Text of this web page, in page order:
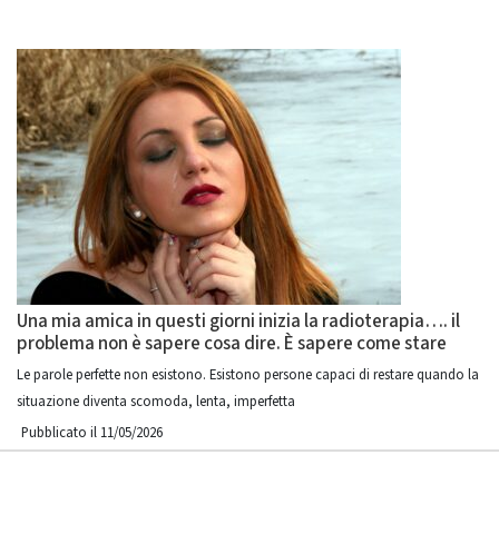
Una mia amica in questi giorni inizia la radioterapia…. il
problema non è sapere cosa dire. È sapere come stare
Le parole perfette non esistono. Esistono persone capaci di restare quando la
situazione diventa scomoda, lenta, imperfetta
Pubblicato il 11/05/2026